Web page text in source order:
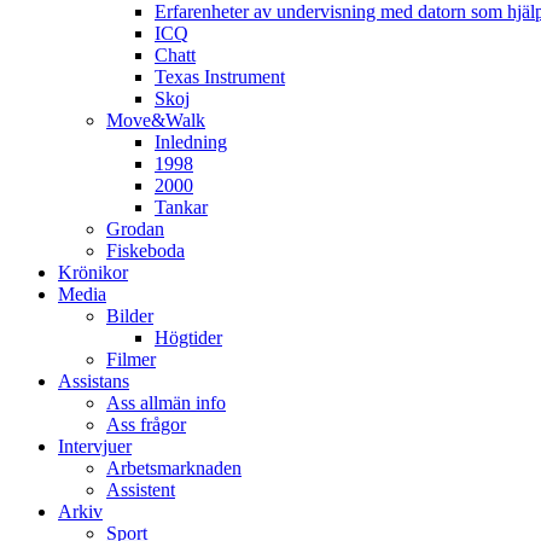
Erfarenheter av undervisning med datorn som
ICQ
Chatt
Texas Instrument
Skoj
Move&Walk
Inledning
1998
2000
Tankar
Grodan
Fiskeboda
Krönikor
Media
Bilder
Högtider
Filmer
Assistans
Ass allmän info
Ass frågor
Intervjuer
Arbetsmarknaden
Assistent
Arkiv
Sport